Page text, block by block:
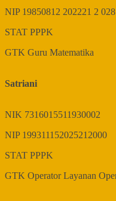
NIP 19850812 202221 2 028
STAT PPPK
GTK Guru Matematika
Satriani
NIK 7316015511930002
NIP 199311152025212000
STAT PPPK
GTK Operator Layanan